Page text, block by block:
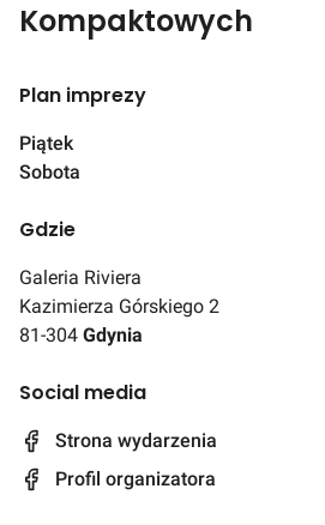
Kompaktowych
Plan imprezy
Piątek
Sobota
Gdzie
Galeria Riviera
Kazimierza Górskiego 2
81-304 Gdynia
Social media
Strona wydarzenia
Profil organizatora